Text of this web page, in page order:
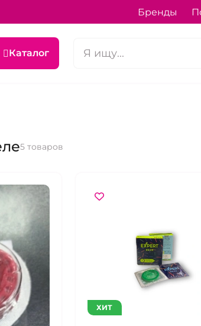
Бренды
Каталог
5 товаров
ХИТ